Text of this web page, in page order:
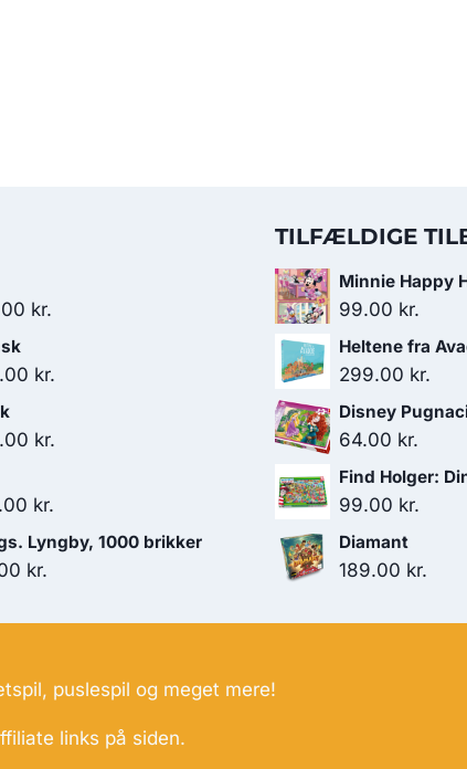
kr..
kr.
kr..
kr.
kr..
kr.
199.00 kr..
kr..
kr.
aktuelle
219.00 kr..
Lyngby, 1000 brikker
kr..
kr.
pris
119.00 kr..
TILFÆLDIGE
Minnie Happy
99.00 kr.
Heltene fra
299.00 kr.
Disney
64.00 kr.
Find Holger:
99.00 kr.
Diamant
189.00 kr.
puslespil og meget mere!
links på siden.